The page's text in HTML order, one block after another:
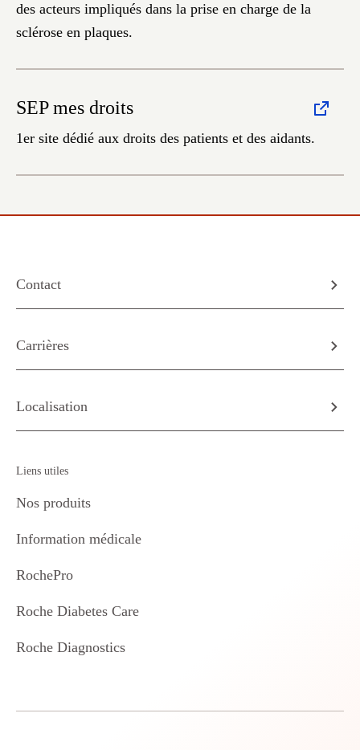
des acteurs impliqués dans la prise en charge de la
sclérose en plaques.
SEP mes droits
1er site dédié aux droits des patients et des aidants.
Contact
Carrières
Localisation
Liens utiles
Nos produits
Information médicale
RochePro
Roche Diabetes Care
Roche Diagnostics